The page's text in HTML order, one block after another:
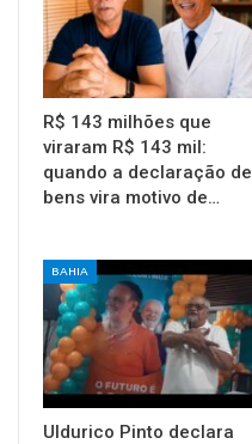
R$ 143 milhões que
viraram R$ 143 mil:
quando a declaração de
bens vira motivo de…
BAHIA
Uldurico Pinto declara